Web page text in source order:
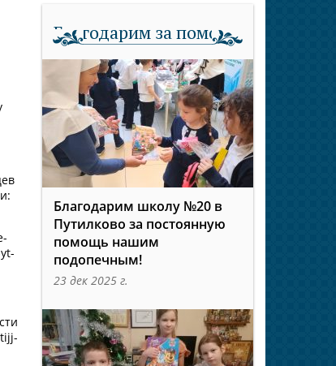
Благодарим за помощь
Благодарим школу №20 в
Путилково за постоянную
помощь нашим
подопечным!
23 дек 2025 г.